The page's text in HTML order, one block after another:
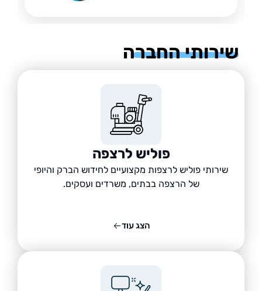
החברה
פוליש לרצפה
שירותי פוליש לרצפות מקצועיים לחידוש הברק והיופי
של הרצפה בבתים, משרדים ועסקים.